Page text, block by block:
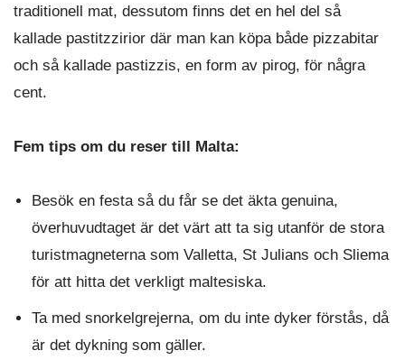
traditionell mat, dessutom finns det en hel del så
kallade pastitzzirior där man kan köpa både pizzabitar
och så kallade pastizzis, en form av pirog, för några
cent.
Fem tips om du reser till Malta:
Besök en festa så du får se det äkta genuina,
överhuvudtaget är det värt att ta sig utanför de stora
turistmagneterna som Valletta, St Julians och Sliema
för att hitta det verkligt maltesiska.
Ta med snorkelgrejerna, om du inte dyker förstås, då
är det dykning som gäller.